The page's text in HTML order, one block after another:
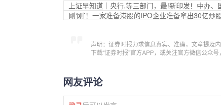
上证早知道｜央行.等三部门，最!新印发！中办
刚‘刚’！一家准备港股的IPO企业准备拿出30亿炒
声明：证券时报力求信息真实、准确，文章提及
下载“证券时报”官方APP，或关注官方微信公众
网友评论